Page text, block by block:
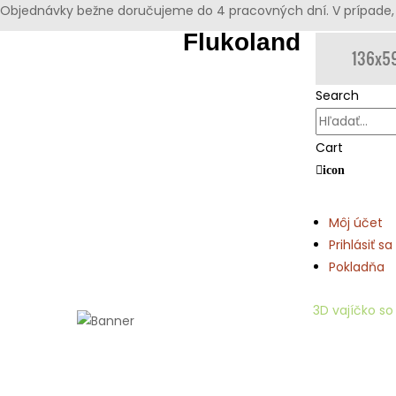
Objednávky bežne doručujeme do 4 pracovných dní. V
Flukoland
Search
Cart
icon
Môj účet
Prihlásiť sa
Pokladňa
3D vajíčko